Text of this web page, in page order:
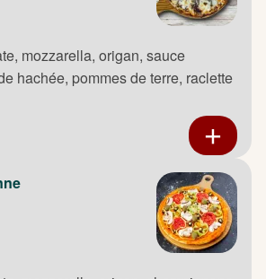
mozzarella, origan, sauce
hachée, pommes de terre, raclette